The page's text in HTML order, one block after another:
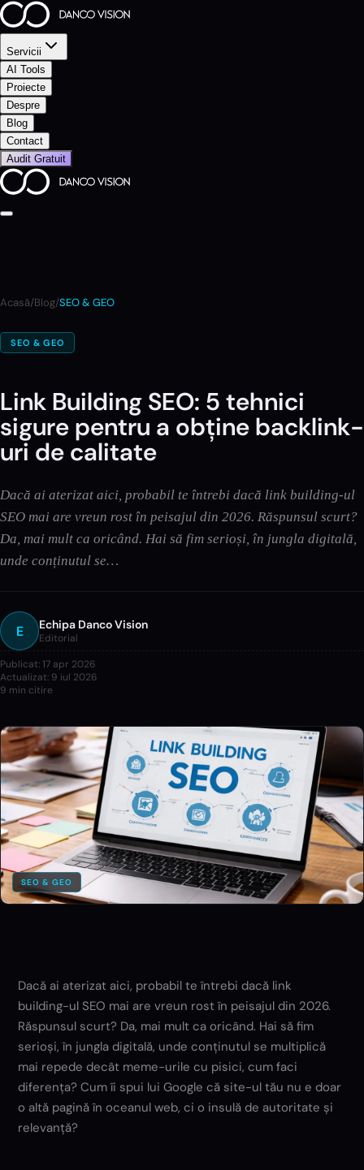
Servicii
AI Tools
Proiecte
Despre
Blog
Contact
Audit Gratuit
Acasă/Blog/SEO & GEO
SEO & GEO
Link Building SEO: 5 tehnici
sigure pentru a obține backlink-
uri de calitate
Dacă ai aterizat aici, probabil te întrebi dacă link building-ul
SEO mai are vreun rost în peisajul din 2026. Răspunsul scurt?
Da, mai mult ca oricând. Hai să fim serioși, în jungla digitală,
unde conținutul se…
E Echipa Danco Vision
Editorial
Publicat:17 apr 2026
Actualizat: 9 iul 2026
9 min citire
SEO & GEO
Dacă ai aterizat aici, probabil te întrebi dacă link
building-ul SEO mai are vreun rost în peisajul din 2026.
Răspunsul scurt? Da, mai mult ca oricând. Hai să fim
serioși, în jungla digitală, unde conținutul se multiplică
mai repede decât meme-urile cu pisici, cum faci
diferența? Cum îi spui lui Google că site-ul tău nu e doar
o altă pagină în oceanul web, ci o insulă de autoritate și
relevanță?